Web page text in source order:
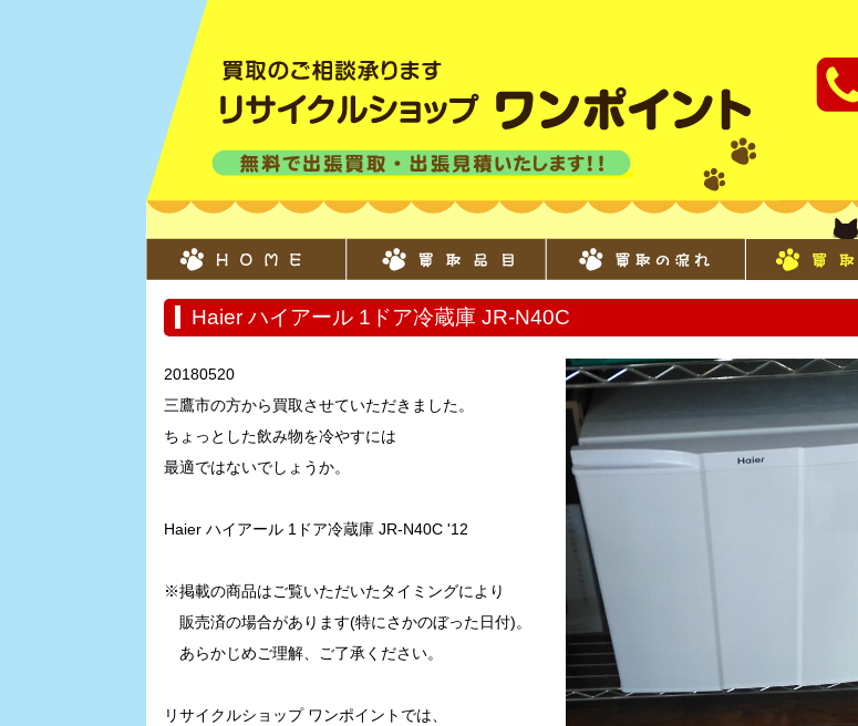
Haier ハイアール 1ドア冷蔵庫 JR-N40C
20180520
三鷹市の方から買取させていただきました。
ちょっとした飲み物を冷やすには
最適ではないでしょうか。
Haier ハイアール 1ドア冷蔵庫 JR-N40C '12
※掲載の商品はご覧いただいたタイミングにより
販売済の場合があります(特にさかのぼった日付)。
あらかじめご理解、ご了承ください。
リサイクルショップ ワンポイントでは、